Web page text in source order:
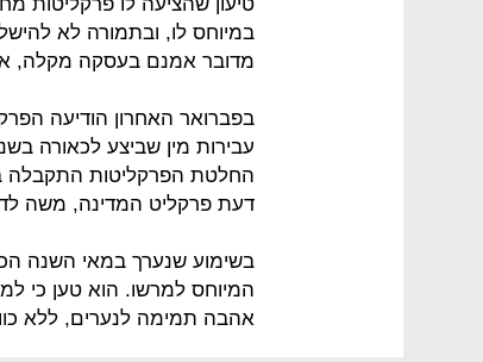
במיוחס לו, ובתמורה לא
מדובר אמנם בעסקה מקלה,
בפברואר האחרון הודיעה
החלטת הפרקליטות התקבלה
דעת פרקליט המדינה, משה
בשימוע שנערך במאי השנה
המיוחס למרשו. הוא טען כי
אהבה תמימה לנערים, ללא